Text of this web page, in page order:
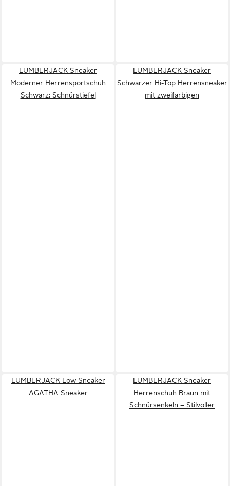
LUMBERJACK Sneaker
Moderner Herrensportschuh
Schwarz: Schnürstiefel
LUMBERJACK Sneaker
Schwarzer Hi-Top Herrensneaker
mit zweifarbigen
LUMBERJACK Low Sneaker
AGATHA Sneaker
LUMBERJACK Sneaker
Herrenschuh Braun mit
Schnürsenkeln – Stilvoller